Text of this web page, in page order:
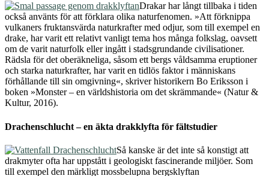
Drakar har långt tillbaka i tiden
också använts för att förklara olika naturfenomen. »Att förknippa
vulkaners fruktansvärda naturkrafter med odjur, som till exempel en
drake, har varit ett relativt vanligt tema hos många folkslag, oavsett
om de varit naturfolk eller ingått i stadsgrundande civilisationer.
Rädsla för det oberäkneliga, såsom ett bergs våldsamma eruptioner
och starka naturkrafter, har varit en tidlös faktor i människans
förhållande till sin omgivning«, skriver historikern Bo Eriksson i
boken »Monster – en världshistoria om det skrämmande« (Natur &
Kultur, 2016).
Drachenschlucht – en äkta drakklyfta för fältstudier
Så kanske är det inte så konstigt att
drakmyter ofta har uppstått i geologiskt fascinerande miljöer. Som
till exempel den märkligt mossbelupna bergsklyftan